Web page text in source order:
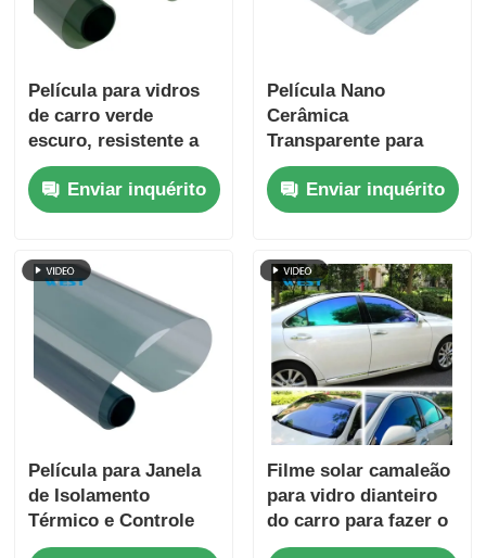
Película para vidros
de carro verde
escuro, resistente a
arranhões e leve
Enviar inquérito
Película Nano
Cerâmica
Transparente para
Sputtering Magntron,
Rejeição de Calor
para Vidro
Enviar inquérito
Película para Janela
de Isolamento
Térmico e Controle
Solar 1.52x30m, Nano
Filme solar camaleão
para vidro dianteiro
do carro para fazer o
vidro brilhar